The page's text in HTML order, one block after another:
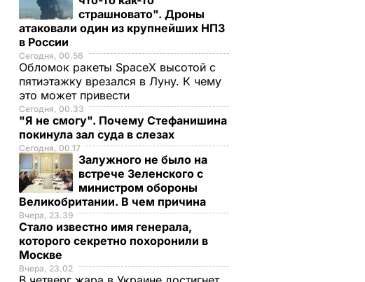
страшновато". Дроны
атаковали один из крупнейших НПЗ
в России
Сегодня, 00.56
Обломок ракеты SpaceX высотой с
пятиэтажку врезался в Луну. К чему
это может привести
Сегодня, 00.33
"Я не смогу". Почему Стефанишина
покинула зал суда в слезах
Сегодня, 00.17
Залужного не было на
встрече Зеленского с
министром обороны
Великобритании. В чем причина
Вчера, 23.39
Стало известно имя генерала,
которого секретно похоронили в
Москве
Вчера, 23.02